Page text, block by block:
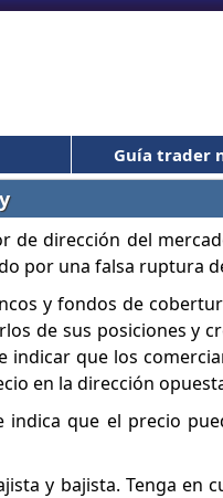
Guía trader
de dirección del
por una falsa ruptura
y fondos de
de sus posiciones y
indicar que los
en la dirección
que el precio
y bajista. Tenga en